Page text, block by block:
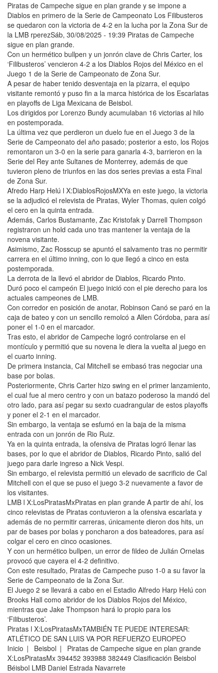
Piratas de Campeche sigue en plan grande y se impone a
Diablos en primero de la Serie de Campeonato Los Filibusteros
se quedaron con la victoria de 4-2 en la lucha por la Zona Sur de
la LMB rperezSáb, 30/08/2025 - 19:39 Piratas de Campeche
sigue en plan grande.
Con un hermético bullpen y un jonrón clave de Chris Carter, los
‘Filibusteros’ vencieron 4-2 a los Diablos Rojos del México en el
Juego 1 de la Serie de Campeonato de Zona Sur.
A pesar de haber tenido desventaja en la pizarra, el equipo
visitante remontó y puso fin a la marca histórica de los Escarlatas
en playoffs de Liga Mexicana de Beisbol.
Los dirigidos por Lorenzo Bundy acumulaban 16 victorias al hilo
en postemporada.
La última vez que perdieron un duelo fue en el Juego 3 de la
Serie de Campeonato del año pasado; posterior a esto, los Rojos
remontaron un 3-0 en la serie para ganarla 4-3, barrieron en la
Serie del Rey ante Sultanes de Monterrey, además de que
tuvieron pleno de triunfos en las dos series previas a esta Final
de Zona Sur.
Afredo Harp Helú l X:DiablosRojosMXYa en este juego, la victoria
se la adjudicó el relevista de Piratas, Wyler Thomas, quien colgó
el cero en la quinta entrada.
Además, Carlos Bustamante, Zac Kristofak y Darrell Thompson
registraron un hold cada uno tras mantener la ventaja de la
novena visitante.
Asimismo, Zac Rosscup se apuntó el salvamento tras no permitir
carrera en el último inning, con lo que llegó a cinco en esta
postemporada.
La derrota de la llevó el abridor de Diablos, Ricardo Pinto.
Duró poco el campeón El juego inició con el pie derecho para los
actuales campeones de LMB.
Con corredor en posición de anotar, Robinson Canó se paró en la
caja de bateo y con un sencillo remolcó a Allen Córdoba, para así
poner el 1-0 en el marcador.
Tras esto, el abridor de Campeche logró controlarse en el
montículo y permitió que su novena le diera la vuelta al juego en
el cuarto inning.
De primera instancia, Cal Mitchell se embasó tras negociar una
base por bolas.
Posteriormente, Chris Carter hizo swing en el primer lanzamiento,
el cual fue al mero centro y con un batazo poderoso la mandó del
otro lado, para así pegar su sexto cuadrangular de estos playoffs
y poner el 2-1 en el marcador.
Sin embargo, la ventaja se esfumó en la baja de la misma
entrada con un jonrón de Rio Ruiz.
Ya en la quinta entrada, la ofensiva de Piratas logró llenar las
bases, por lo que el abridor de Diablos, Ricardo Pinto, salió del
juego para darle ingreso a Nick Vespi.
Sin embargo, el relevista permitió un elevado de sacrificio de Cal
Mitchell con el que se puso el juego 3-2 nuevamente a favor de
los visitantes.
LMB l X:LosPiratasMxPiratas en plan grande A partir de ahí, los
cinco relevistas de Piratas contuvieron a la ofensiva escarlata y
además de no permitir carreras, únicamente dieron dos hits, un
par de bases por bolas y poncharon a dos bateadores, para así
colgar el cero en cinco ocasiones.
Y con un hermético bullpen, un error de fildeo de Julián Ornelas
provocó que cayera el 4-2 definitivo.
Con este resultado, Piratas de Campeche puso 1-0 a su favor la
Serie de Campeonato de la Zona Sur.
El Juego 2 se llevará a cabo en el Estadio Alfredo Harp Helú con
Brooks Hall como abridor de los Diablos Rojos del México,
mientras que Jake Thompson hará lo propio para los
‘Filibusteros’.
Piratas l X:LosPiratasMxTAMBIÉN TE PUEDE INTERESAR:
ATLÉTICO DE SAN LUIS VA POR REFUERZO EUROPEO
Inicio | Beisbol | Piratas de Campeche sigue en plan grande
X:LosPiratasMx 394452 393988 382449 Clasificación Beisbol
Béisbol LMB Daniel Estrada Navarrete